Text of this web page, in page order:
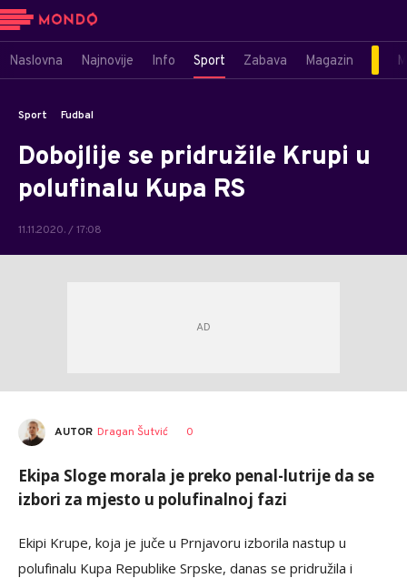
Naslovna Najnovije Info Sport Zabava Magazin
Sport Fudbal
Dobojlije se pridružile Krupi u
polufinalu Kupa RS
11.11.2020. / 17:08
AUTOR Dragan Šutvić 0
Ekipa Sloge morala je preko penal-lutrije da se
izbori za mjesto u polufinalnoj fazi
Ekipi Krupe, koja je juče u Prnjavoru izborila nastup u
polufinalu Kupa Republike Srpske, danas se pridružila i